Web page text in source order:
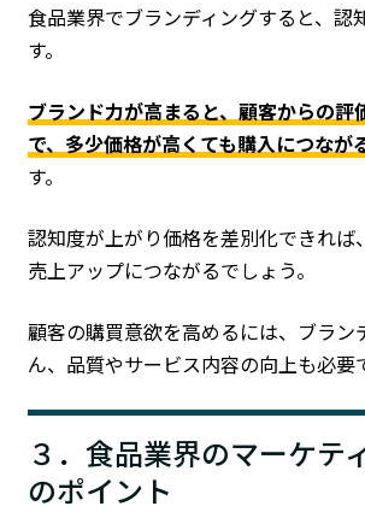
食品業界でブランディングすると、認
す。
ブランド力が高まると、顧客からの評
で、多少価格が高くても購入につなが
す。
認知度が上がり価格を差別化できれば
売上アップにつながるでしょう。
顧客の購買意欲を高めるには、ブラン
ん、品質やサービス内容の向上も必要
３．食品業界のマーケテ
のポイント